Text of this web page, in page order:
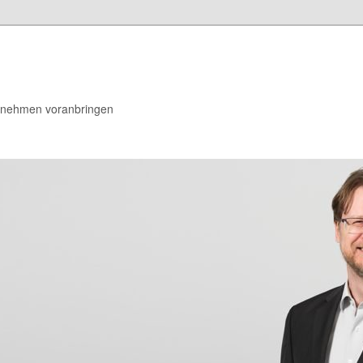
voranbringen